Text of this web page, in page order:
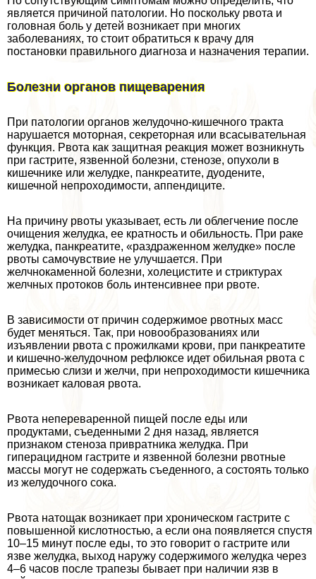
является причиной патологии. Но поскольку рвота и
головная боль у детей возникает при многих
заболеваниях, то стоит обратиться к врачу для
постановки правильного диагноза и назначения терапии.
Болезни органов пищеварения
При патологии органов желудочно-кишечного тpaкта
нарушается моторная, секреторная или всасывательная
функция. Рвота как защитная реакция может возникнуть
при гастрите, язвенной болезни, стенозе, опухоли в
кишечнике или желудке, панкреатите, дуодените,
кишечной непроходимости, аппендиците.
На причину рвоты указывает, есть ли облегчение после
очищения желудка, ее кратность и обильность. При paке
желудка, панкреатите, «раздраженном желудке» после
рвоты самочувствие не улучшается. При
желчнокаменной болезни, холецистите и стриктурах
желчных протоков боль интенсивнее при рвоте.
В зависимости от причин содержимое рвотных масс
будет меняться. Так, при новообразованиях или
изъявлении рвота с прожилками крови, при панкреатите
и кишечно-желудочном рефлюксе идет обильная рвота с
примесью слизи и желчи, при непроходимости кишечника
возникает каловая рвота.
Рвота непереваренной пищей после еды или
продуктами, съеденными 2 дня назад, является
признаком стеноза привратника желудка. При
гиперацидном гастрите и язвенной болезни рвотные
массы могут не содержать съеденного, а состоять только
из желудочного сока.
Рвота натощак возникает при хроническом гастрите с
повышенной кислотностью, а если она появляется спустя
10–15 минут после еды, то это говорит о гастрите или
язве желудка, выход наружу содержимого желудка через
4–6 часов после трапезы бывает при наличии язв в